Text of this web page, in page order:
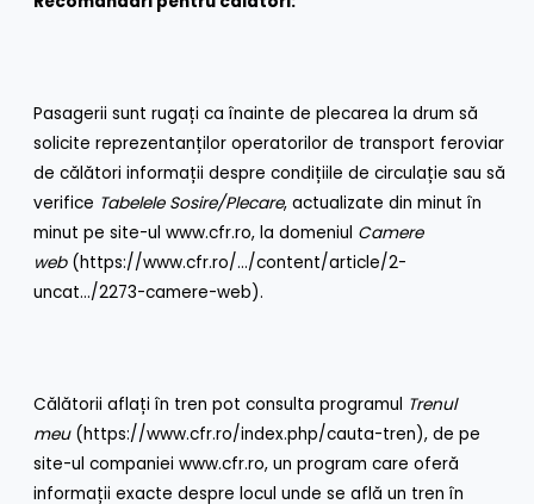
Pasagerii sunt rugați ca înainte de plecarea la drum să
solicite reprezentanților operatorilor de transport feroviar
de călători informații despre condițiile de circulație sau să
verifice Tabelele Sosire/Plecare, actualizate din minut în
minut pe site-ulwww.cfr.ro, la domeniul Camere
web(https://www.cfr.ro/…/content/article/2-
uncat…/2273-camere-web).
Călătorii aflați în tren pot consulta programul Trenul
meu(https://www.cfr.ro/index.php/cauta-tren), de pe
site-ul companieiwww.cfr.ro, un program care oferă
informații exacte despre locul unde se află un tren în